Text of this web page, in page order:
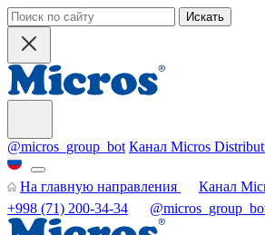
Искать
@micros_group_bot Канал Micros
На главную направления
Канал
+998 (71) 200-34-34